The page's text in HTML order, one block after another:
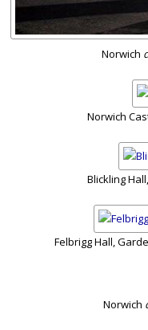
Norwich
Norwich
Blickling
Felbrigg Hall,
Norwich